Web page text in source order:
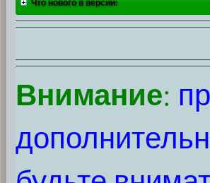
Что нового в версии:
Внимание: